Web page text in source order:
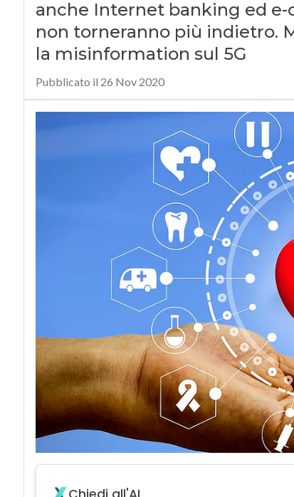
anche Internet banking ed
non torneranno più indietro.
la misinformation sul 5G
Pubblicato il 26 Nov 2020